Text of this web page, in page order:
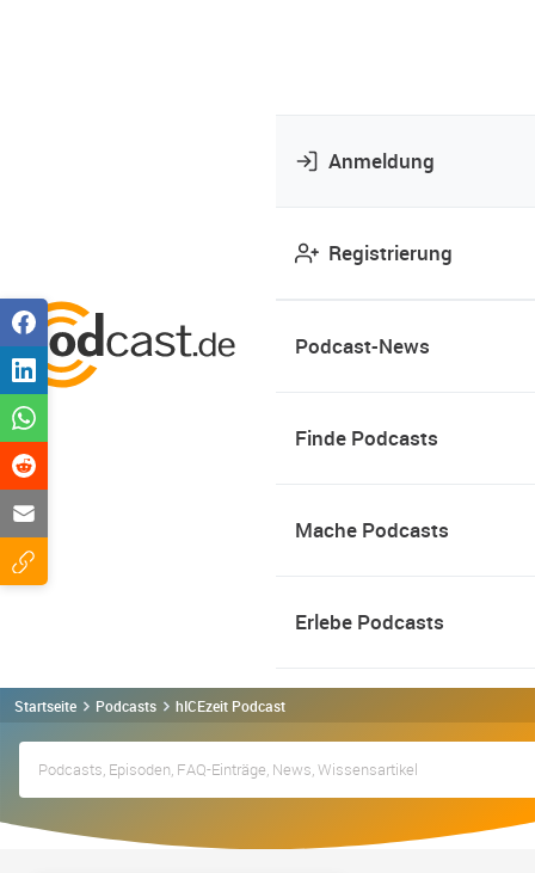
Anmeldung
Registrierung
Podcast-News
Finde Podcasts
Mache Podcasts
Erlebe Podcasts
Startseite Podcasts hICEzeit Podcast